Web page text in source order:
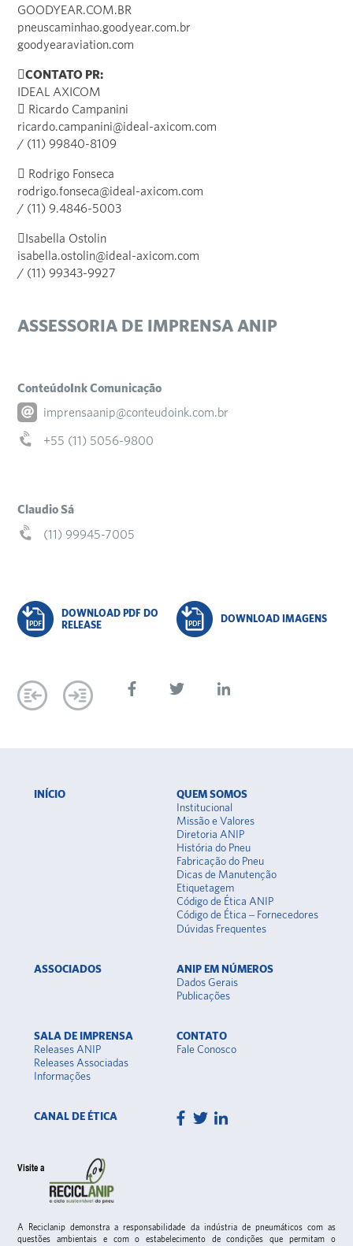
GOODYEAR.COM.BR
pneuscaminhao.goodyear.com.br
goodyearaviation.com
CONTATO PR:
IDEAL AXICOM
 Ricardo Campanini
ricardo.campanini@ideal-axicom.com
/ (11) 99840-8109
 Rodrigo Fonseca
rodrigo.fonseca@ideal-axicom.com
/ (11) 9.4846-5003
Isabella Ostolin
isabella.ostolin@ideal-axicom.com
/ (11) 99343-9927
ASSESSORIA DE IMPRENSA ANIP
ConteúdoInk Comunicação
imprensaanip@conteudoink.com.br
+55 (11) 5056-9800
Claudio Sá
(11) 99945-7005
DOWNLOAD PDF DO
RELEASE
DOWNLOAD IMAGENS
INÍCIO
QUEM SOMOS
Institucional
Missão e Valores
Diretoria ANIP
História do Pneu
Fabricação do Pneu
Dicas de Manutenção
Etiquetagem
Código de Ética ANIP
Código de Ética – Fornecedores
Dúvidas Frequentes
ASSOCIADOS
ANIP EM NÚMEROS
Dados Gerais
Publicações
SALA DE IMPRENSA
Releases ANIP
Releases Associadas
Informações
CONTATO
Fale Conosco
CANAL DE ÉTICA
Visite a
A Reciclanip demonstra a responsabilidade da indústria de pneumáticos com as
questões ambientais e com o estabelecimento de condições que permitam o